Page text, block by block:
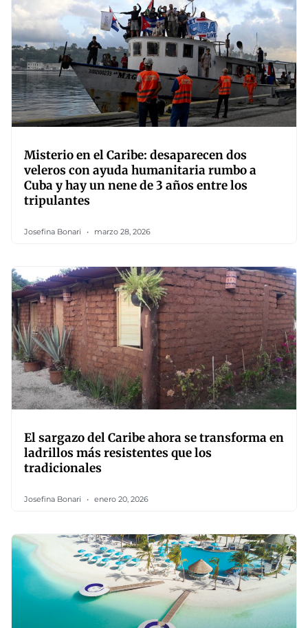
Misterio en el Caribe: desaparecen dos
veleros con ayuda humanitaria rumbo a
Cuba y hay un nene de 3 años entre los
tripulantes
Josefina Bonari marzo 28, 2026
El sargazo del Caribe ahora se transforma en
ladrillos más resistentes que los
tradicionales
Josefina Bonari enero 20, 2026